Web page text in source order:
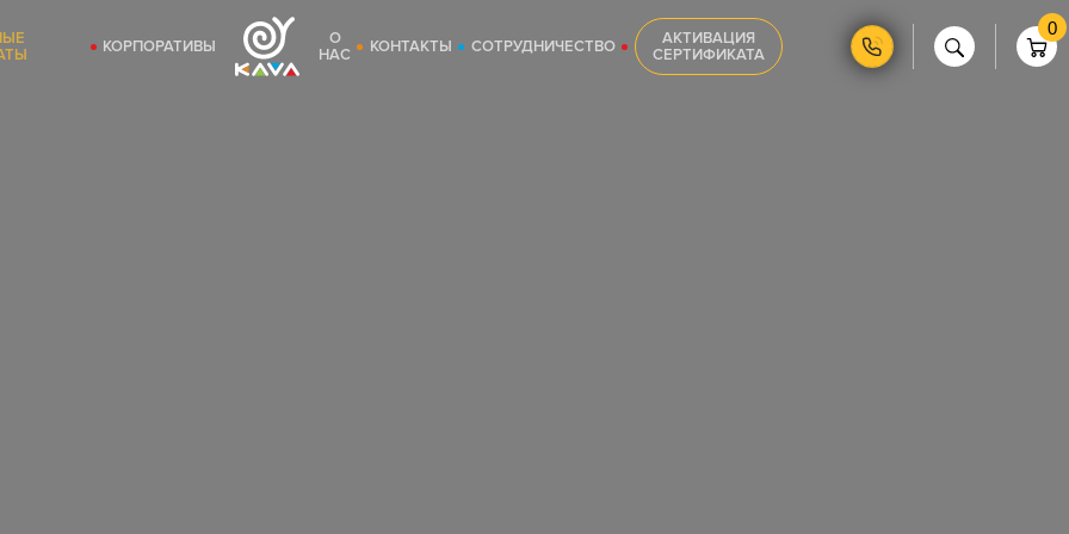
КОРПОРАТИВЫ
О
НАС
КОНТАКТЫ СОТРУДНИЧЕСТВО
АКТИВАЦИЯ
СЕРТИФИКАТА
0